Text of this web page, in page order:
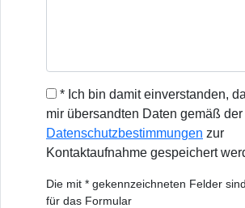
* Ich bin damit einverstanden,
mir übersandten Daten gemäß der
Datenschutzbestimmungen zur
Kontaktaufnahme gespeichert
Die mit * gekennzeichneten Felder
für das Formular